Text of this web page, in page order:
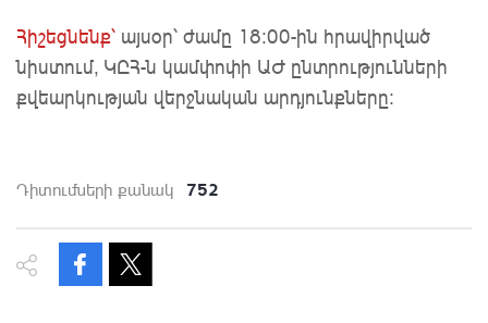
Հիշեցնենք՝ այսօր՝ ժամը 18։00-ին հրավիրված
նիստում, ԿԸՀ-ն կամփոփի ԱԺ ընտրությունների
քվեարկության վերջնական արդյունքները։
Դիտումների քանակ 752